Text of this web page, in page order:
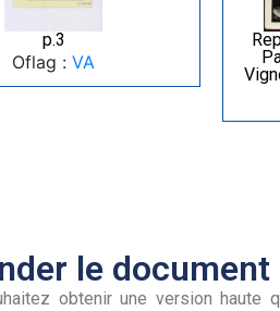
p.3
Oflag : VA
le
obtenir une version haute